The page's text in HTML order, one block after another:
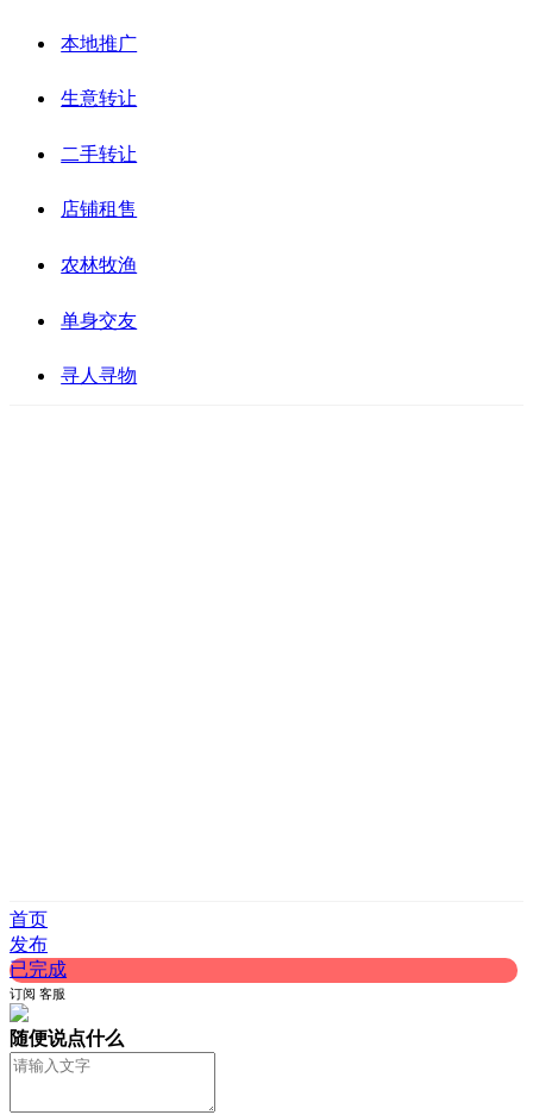
本地推广
生意转让
二手转让
店铺租售
农林牧渔
单身交友
寻人寻物
首页
发布
已完成
订阅 客服
随便说点什么